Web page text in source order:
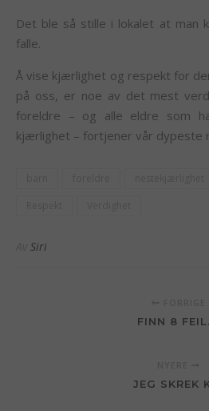
Det ble så stille i lokalet at man
falle.
Å vise kjærlighet og respekt for
på oss, er noe av det mest
foreldre – og alle eldre som
kjærlighet – fortjener vår dypeste
Siri
FINN 8
JEG SKREK